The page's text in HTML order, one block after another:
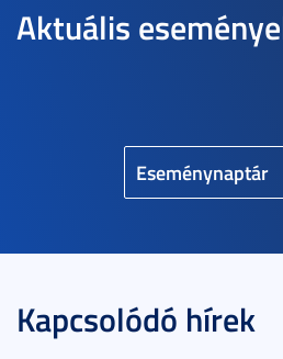
Aktuális
Eseménynaptár
Kapcsolódó hírek